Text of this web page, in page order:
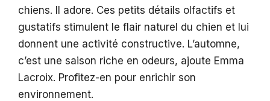
chiens. Il adore. Ces petits détails olfactifs et
gustatifs stimulent le flair naturel du chien et lui
donnent une activité constructive. L’automne,
c’est une saison riche en odeurs, ajoute Emma
Lacroix. Profitez-en pour enrichir son
environnement.